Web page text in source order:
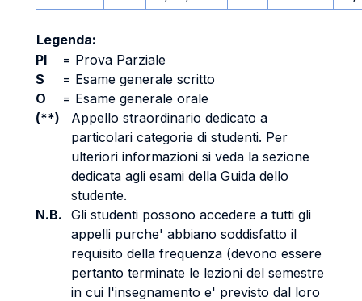
Legenda:
PI
= Prova Parziale
S
= Esame generale scritto
O
= Esame generale orale
(**)
Appello straordinario dedicato a
particolari categorie di studenti. Per
ulteriori informazioni si veda la sezione
dedicata agli esami della Guida dello
studente.
N.B. Gli studenti possono accedere a tutti gli
appelli purche' abbiano soddisfatto il
requisito della frequenza (devono essere
pertanto terminate le lezioni del semestre
in cui l'insegnamento e' previsto dal loro